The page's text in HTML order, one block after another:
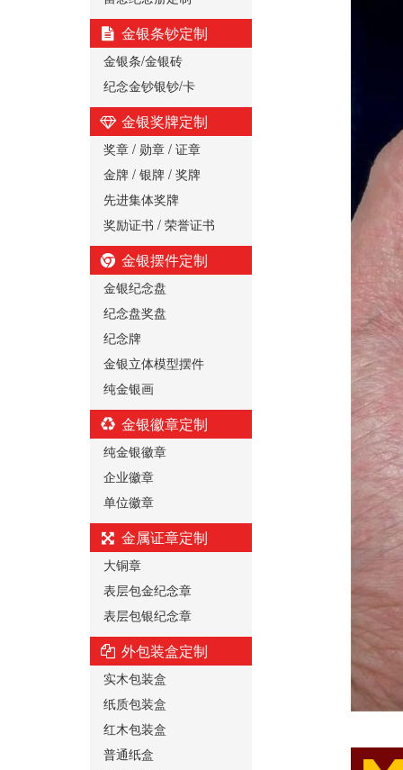
金银条钞定制
金银条/金银砖
纪念金钞银钞/卡
金银奖牌定制
奖章 / 勋章 / 证章
金牌 / 银牌 / 奖牌
先进集体奖牌
奖励证书 / 荣誉证书
金银摆件定制
金银纪念盘
纪念盘奖盘
纪念牌
金银立体模型摆件
纯金银画
金银徽章定制
纯金银徽章
企业徽章
单位徽章
金属证章定制
大铜章
表层包金纪念章
表层包银纪念章
外包装盒定制
实木包装盒
纸质包装盒
红木包装盒
普通纸盒